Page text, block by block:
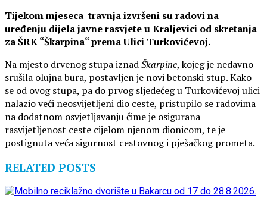
Tijekom mjeseca travnja izvršeni su radovi na
uređenju dijela javne rasvjete u Kraljevici od skretanja
za ŠRK “Škarpina“ prema Ulici Turkovićevoj.
Na mjesto drvenog stupa iznadŠkarpine, kojeg je nedavno
srušila olujna bura, postavljen je novi betonski stup. Kako
se od ovog stupa, pa do prvog sljedećeg u Turkovićevoj ulici
nalazio veći neosvijetljeni dio ceste, pristupilo se radovima
na dodatnom osvjetljavanju čime je osigurana
rasvijetljenost ceste cijelom njenom dionicom, te je
postignuta veća sigurnost cestovnog i pješačkog prometa.
RELATED POSTS